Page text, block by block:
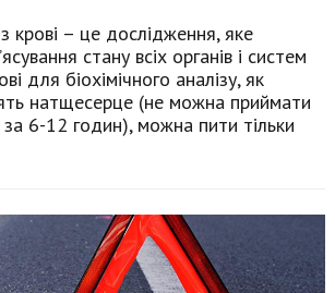
крові – це дослідження, яке
стану всіх органів і систем
для біохімічного аналізу, як
натщесерце (не можна приймати
за 6-12 годин), можна пити тільки